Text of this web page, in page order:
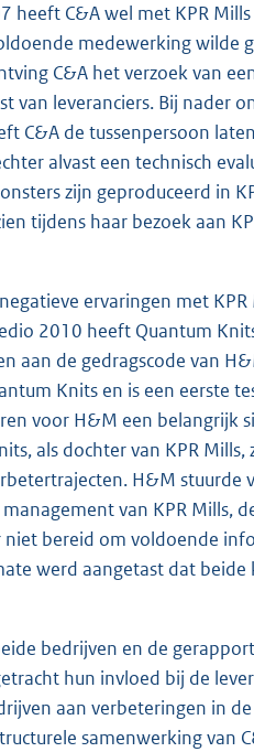
heeft C&A wel met KPR
medewerking wilde
C&A het verzoek van
van leveranciers. Bij nader
C&A de tussenpersoon
alvast een technisch
zijn geproduceerd in
tijdens haar bezoek aan
ervaringen met
2010 heeft Quantum
aan de gedragscode van
Knits en is een eerste
voor H&M een belangrijk
als dochter van KPR
H&M stuurde
van KPR Mills,
niet bereid om voldoende
werd aangetast dat
bedrijven en de
hun invloed bij de
aan verbeteringen in
samenwerking van